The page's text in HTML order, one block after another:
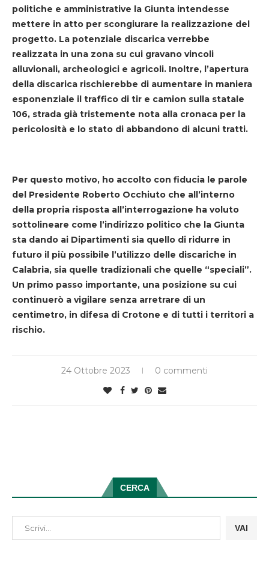
politiche e amministrative la Giunta intendesse
mettere in atto per scongiurare la realizzazione del
progetto. La potenziale discarica verrebbe
realizzata in una zona su cui gravano vincoli
alluvionali, archeologici e agricoli. Inoltre, l’apertura
della discarica rischierebbe di aumentare in maniera
esponenziale il traffico di tir e camion sulla statale
106, strada già tristemente nota alla cronaca per la
pericolosità e lo stato di abbandono di alcuni tratti.
Per questo motivo, ho accolto con fiducia le parole
del Presidente Roberto Occhiuto che all’interno
della propria risposta all’interrogazione ha voluto
sottolineare come l’indirizzo politico che la Giunta
sta dando ai Dipartimenti sia quello di ridurre in
futuro il più possibile l’utilizzo delle discariche in
Calabria, sia quelle tradizionali che quelle “speciali”.
Un primo passo importante, una posizione su cui
continuerò a vigilare senza arretrare di un
centimetro, in difesa di Crotone e di tutti i territori a
rischio.
24 Ottobre 2023 0 commenti
CERCA
VAI